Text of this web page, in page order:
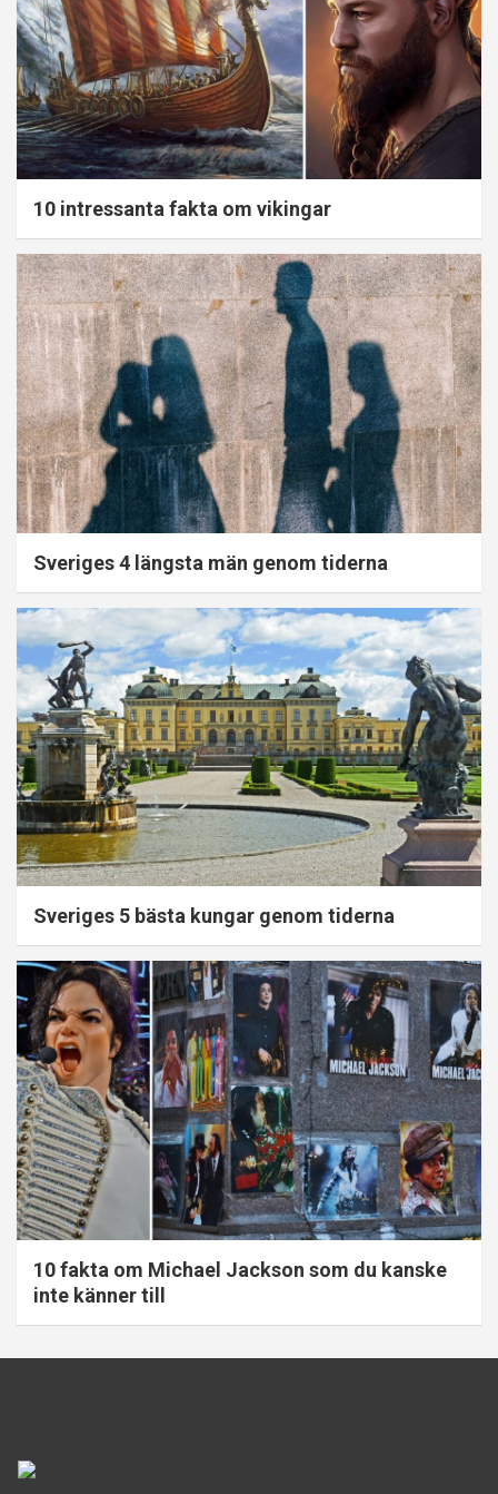
10 intressanta fakta om vikingar
Sveriges 4 längsta män genom tiderna
Sveriges 5 bästa kungar genom tiderna
10 fakta om Michael Jackson som du kanske
inte känner till